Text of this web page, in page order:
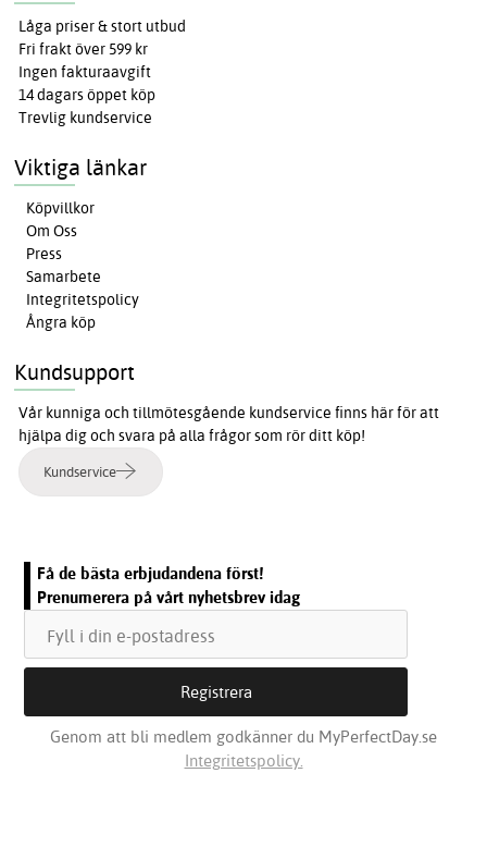
Låga priser & stort utbud
Fri frakt över 599 kr
Ingen fakturaavgift
14 dagars öppet köp
Trevlig kundservice
Viktiga länkar
Köpvillkor
Om Oss
Press
Samarbete
Integritetspolicy
Ångra köp
Kundsupport
Vår kunniga och tillmötesgående kundservice finns här för att
hjälpa dig och svara på alla frågor som rör ditt köp!
Kundservice
Få de bästa erbjudandena först!
Prenumerera på vårt nyhetsbrev idag
Genom att bli medlem godkänner du MyPerfectDay.se
Integritetspolicy.